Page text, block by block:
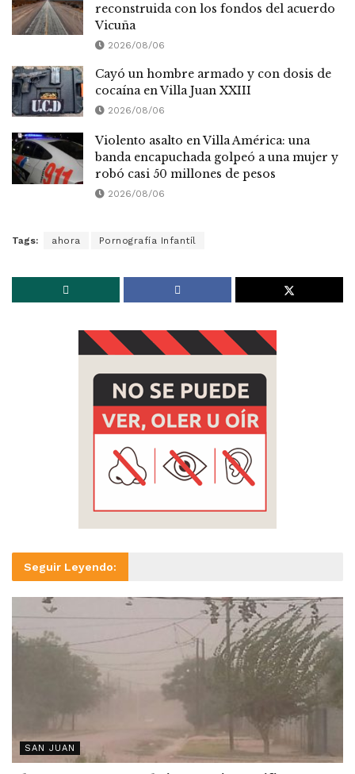
reconstruida con los fondos del acuerdo
Vicuña
2026/08/06
Cayó un hombre armado y con dosis de
cocaína en Villa Juan XXIII
2026/08/06
Violento asalto en Villa América: una
banda encapuchada golpeó a una mujer y
robó casi 50 millones de pesos
2026/08/06
Tags: ahora Pornografía Infantíl
Seguir Leyendo:
SAN JUAN